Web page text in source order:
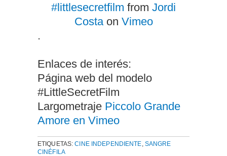
#littlesecretfilm from Jordi
Costaon Vimeo
.
Enlaces de interés:
Página web del modelo
#LittleSecretFilm
Largometraje Piccolo Grande
Amore en Vimeo
ETIQUETAS:CINE INDEPENDIENTE SANGRE
CINÉFILA